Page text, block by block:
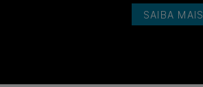
SAIBA MAIS